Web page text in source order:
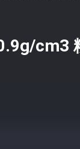
cm3